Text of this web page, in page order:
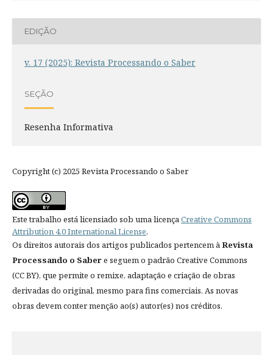
EDIÇÃO
v. 17 (2025): Revista Processando o Saber
SEÇÃO
Resenha Informativa
Copyright (c) 2025 Revista Processando o Saber
Este trabalho está licensiado sob uma licençaCreative Commons
Attribution 4.0 International License.
Os direitos autorais dos artigos publicados pertencem àRevista
Processando o Sabere seguem o padrão Creative Commons
(CC BY), que permite o remixe, adaptação e criação de obras
derivadas do original, mesmo para fins comerciais. As novas
obras devem conter menção ao(s) autor(es) nos créditos.